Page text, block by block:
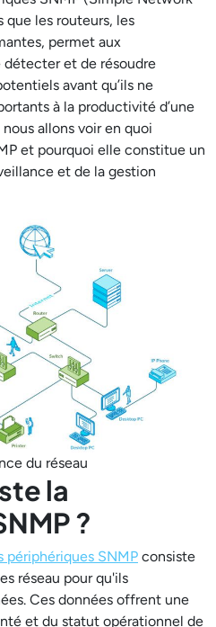
les routeurs, les
permet aux
détecter et de résoudre
avant qu’ils ne
à la productivité d’une
allons voir en quoi
et pourquoi elle constitue un
et de la gestion
du réseau
la
?
périphériques SNMP consiste
réseau pour qu'ils
Ces données offrent une
et du statut opérationnel de